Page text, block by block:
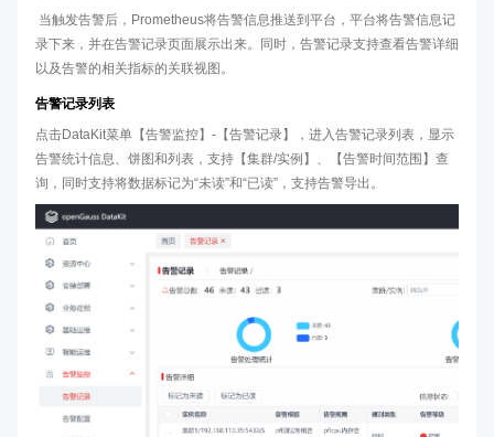
​ 当触发告警后，Prometheus将告警信息推送到平台，平台将告警信息记
录下来，并在告警记录页面展示出来。同时，告警记录支持查看告警详细
以及告警的相关指标的关联视图。
告警记录列表
点击DataKit菜单【告警监控】-【告警记录】，进入告警记录列表，显示
告警统计信息、饼图和列表，支持【集群/实例】、【告警时间范围】查
询，同时支持将数据标记为“未读”和“已读”，支持告警导出。